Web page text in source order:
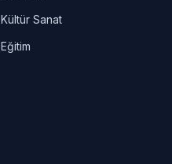
Kültür Sanat
Eğitim